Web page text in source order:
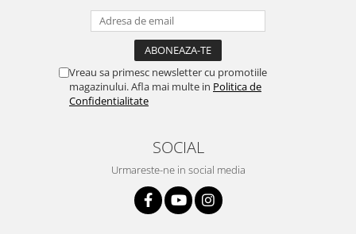
Vreau sa primesc newsletter cu promotiile
magazinului. Afla mai multe in Politica de
Confidentialitate
SOCIAL
Urmareste-ne in social media